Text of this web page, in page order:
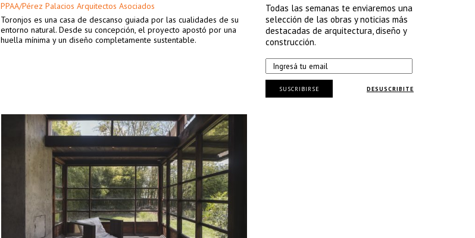
PPAA/Pérez Palacios Arquitectos Asociados
Toronjos es una casa de descanso guiada por las cualidades de su
entorno natural. Desde su concepción, el proyecto apostó por una
huella mínima y un diseño completamente sustentable.
Todas las semanas te enviaremos una
selección de las obras y noticias más
destacadas de arquitectura, diseño y
construcción.
DESUSCRIBITE
SUSCRIBIRSE